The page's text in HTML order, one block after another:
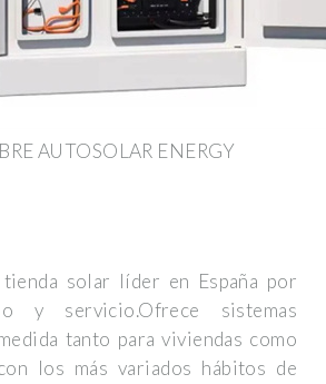
AUTOSOLAR ENERGY
solar líder en España por
y servicio.Ofrece sistemas
tanto para viviendas como
los más variados hábitos de